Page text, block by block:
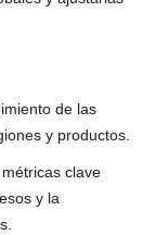
de las
y productos.
clave
y la